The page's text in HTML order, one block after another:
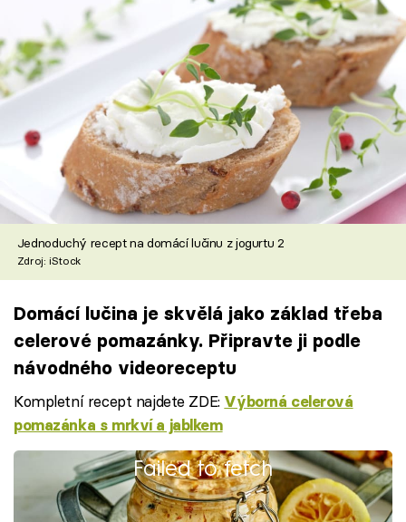
Jednoduchý recept na domácí lučinu z jogurtu 2
Zdroj: iStock
Domácí lučina je skvělá jako základ třeba
celerové pomazánky. Připravte ji podle
návodného videoreceptu
Kompletní recept najdete ZDE: Výborná celerová
pomazánka s mrkví a jablkem
Failed to fetch